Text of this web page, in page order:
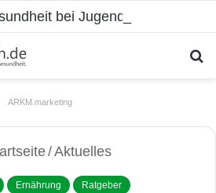
bei Jugendlichen
ARKM.marketing
/Aktuelles
Ernährung Ratgeber